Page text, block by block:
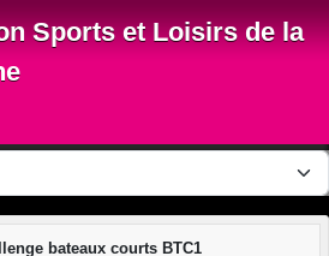
Sports et Loisirs de la
bateaux courts BTC1